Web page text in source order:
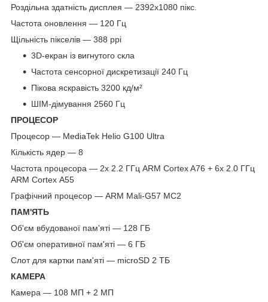
Роздільна здатність дисплея — 2392x1080 пікс.
Частота оновлення — 120 Гц
Щільність пікселів — 388 ppi
3D-екран із вигнутого скла
Частота сенсорної дискретизації 240 Гц
Пікова яскравість 3200 кд/м²
ШІМ-дімування 2560 Гц
ПРОЦЕСОР
Процесор — MediaTek Helio G100 Ultra
Кількість ядер — 8
Частота процесора — 2x 2.2 ГГц ARM Cortex A76 + 6x 2.0 ГГц
ARM Cortex A55
Графічний процесор — ARM Mali-G57 MC2
ПАМ'ЯТЬ
Об'єм вбудованої пам'яті — 128 ГБ
Об'єм оперативної пам'яті — 6 ГБ
Слот для картки пам'яті — microSD 2 ТБ
КАМЕРА
Камера — 108 МП + 2 МП